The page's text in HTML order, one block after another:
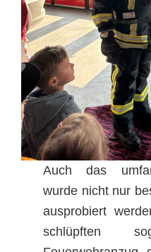
Auch das
wurde nicht nur
ausprobiert
schlüpften